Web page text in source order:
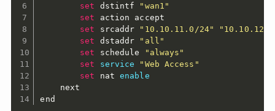
set
dstintf
"wan1"
set
action accept
set
srcaddr "10.10.11.0/24"
set
dstaddr
"all"
set
schedule
"always"
set
service
"Web Access"
set
nat enable
    next
end